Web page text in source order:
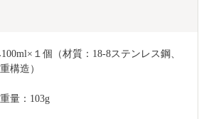
１個（材質：18-8ステンレス鋼、
構造）
量：103g